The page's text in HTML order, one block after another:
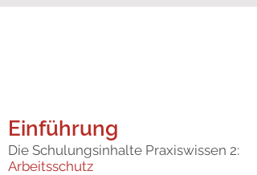
Einführung
Die Schulungsinhalte Praxiswissen 2:
Arbeitsschutz